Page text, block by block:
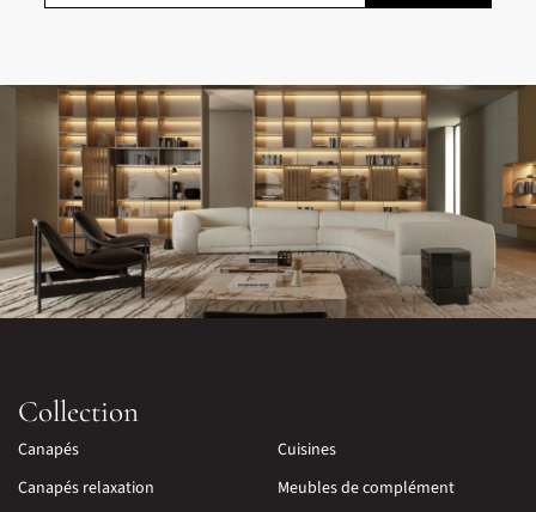
Collection
Canapés
Canapés relaxation
Cuisines
Meubles de complément